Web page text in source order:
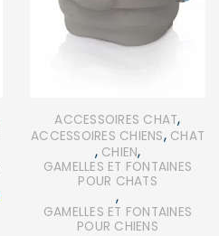
ACCESSOIRES CHAT,
ACCESSOIRES CHIENS, CHAT
, CHIEN,
GAMELLES ET FONTAINES
POUR CHATS
,
GAMELLES ET FONTAINES
POUR CHIENS